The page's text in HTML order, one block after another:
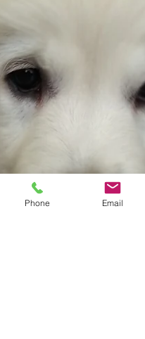
Phone Email